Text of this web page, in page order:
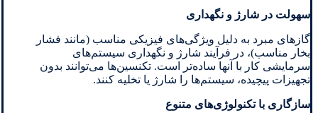
سهولت در شارژ و نگهداری
گازهای مبرد به دلیل ویژگی‌های فیزیکی مناسب (مانند فشار
بخار مناسب)، در فرآیند شارژ و نگهداری سیستم‌های
سرمایشی کار با آنها ساده‌تر است. تکنسین‌ها می‌توانند بدون
تجهیزات پیچیده، سیستم‌ها را شارژ یا تخلیه کنند.
سازگاری با تکنولوژی‌های متنوع